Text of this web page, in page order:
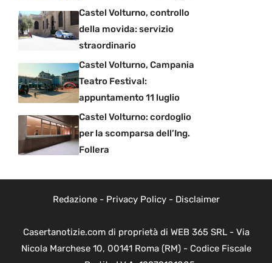
Castel Volturno, controllo
della movida: servizio
straordinario
Castel Volturno, Campania
Teatro Festival:
appuntamento 11 luglio
Castel Volturno: cordoglio
per la scomparsa dell’Ing.
Follera
Redazione- Privacy Policy- Disclaimer
Casertanotizie.com di proprietà di WEB 365 SRL - Via
Nicola Marchese 10, 00141 Roma (RM) - Codice Fiscale